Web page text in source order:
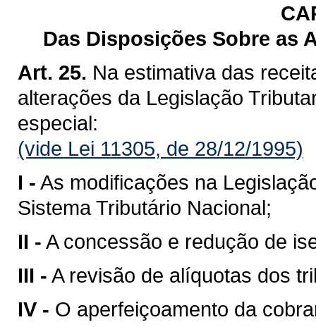
Das Disposições Sobre as
Art. 25. Na estimativa das
alterações da Legislação
especial:
(vide Lei 11305, de 28/12/1995)
I - As modificações na
Sistema Tributário Nacional;
II - A concessão e redução de
III - A revisão de alíquotas dos
IV - O aperfeiçoamento da